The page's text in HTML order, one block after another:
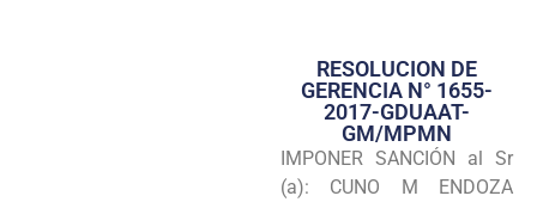
Transparencia
Seguridad
Programas
RESOLUCION DE
GERENCIA N° 1655-
2017-GDUAAT-
GM/MPMN
IMPONER SANCIÓN al Sr
(a): CUNO M ENDOZA